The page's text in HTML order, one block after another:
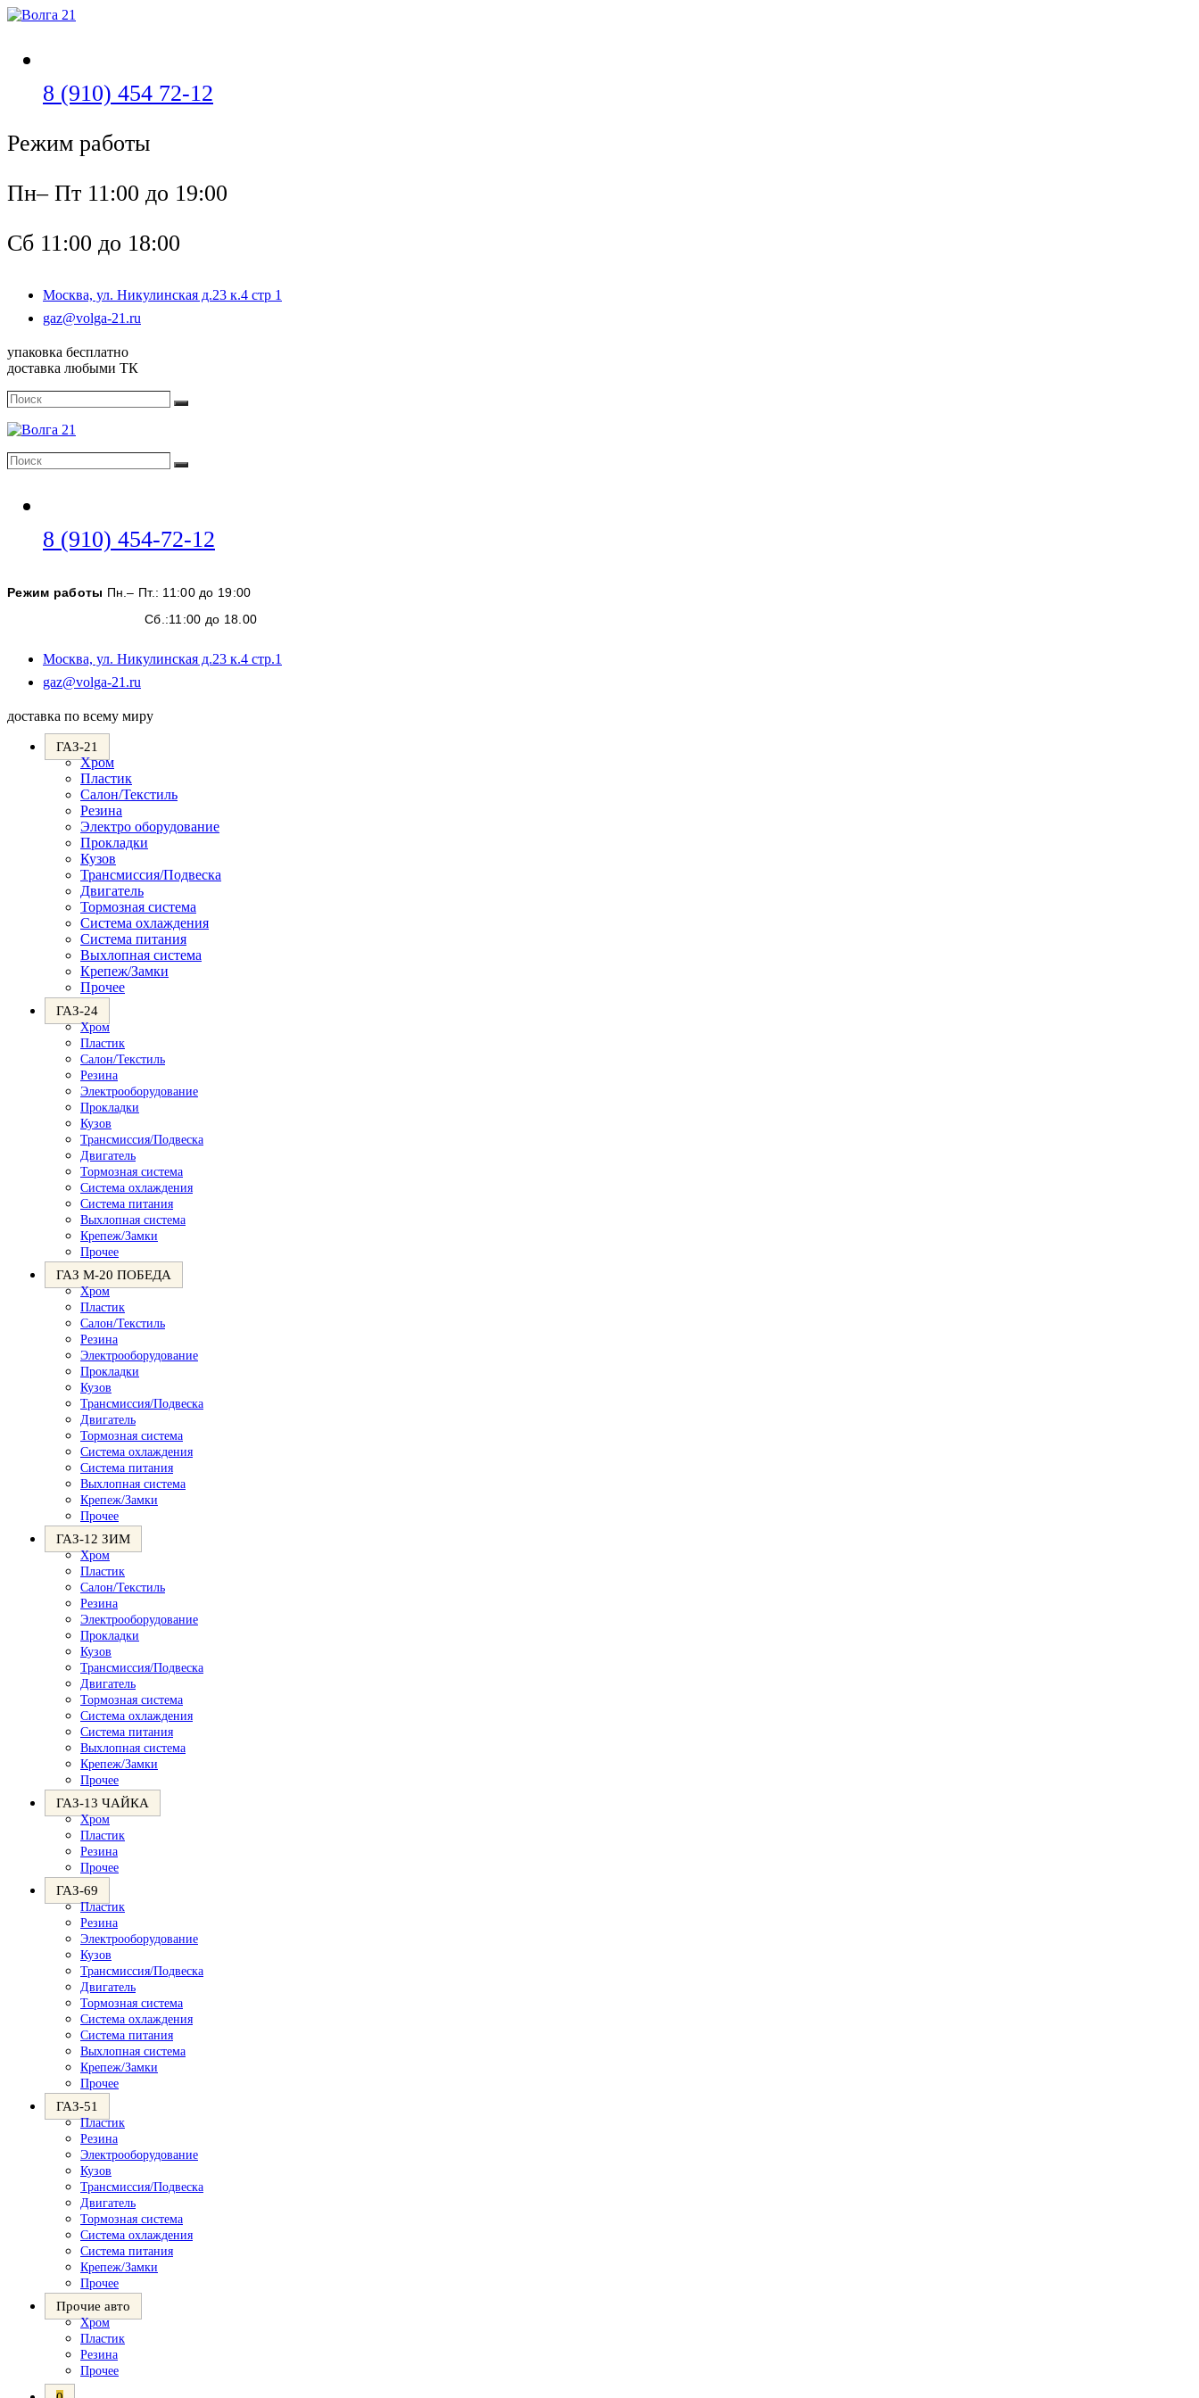
Перейти
8 (910) 454 72-12
Режим работы
Пн– Пт 11:00 до 19:00
Сб 11:00 до 18:00
Москва, ул. Никулинская д.23 к.4 стр 1
gaz@volga-21.ru
упаковка бесплатно
доставка любыми ТК
Поиск
Поиск
Поиск
Поиск
8 (910) 454-72-12
вашем
приложении
Режим работы Пн.– Пт.: 11:00 до 19:00
Сб.:11:00 до 18.00
Москва, ул. Никулинская д.23 к.4 стр.1
gaz@volga-21.ru
вашем
доставка по всему миру
ГАЗ-21
Хром
Пластик
Салон/Текстиль
Резина
Электро оборудование
Прокладки
Кузов
Трансмиссия/Подвеска
Двигатель
Тормозная система
Система охлаждения
Система питания
Выхлопная система
Крепеж/Замки
Прочее
ГАЗ-24
Хром
Пластик
Салон/Текстиль
Резина
Электрооборудование
Прокладки
Кузов
Трансмиссия/Подвеска
Двигатель
Тормозная система
Система охлаждения
Система питания
Выхлопная система
Крепеж/Замки
Прочее
ГАЗ М-20 ПОБЕДА
Хром
Пластик
Салон/Текстиль
Резина
Электрооборудование
Прокладки
Кузов
Трансмиссия/Подвеска
Двигатель
Тормозная система
Система охлаждения
Система питания
Выхлопная система
Крепеж/Замки
Прочее
ГАЗ-12 ЗИМ
Хром
Пластик
Салон/Текстиль
Резина
Электрооборудование
Прокладки
Кузов
Трансмиссия/Подвеска
Двигатель
Тормозная система
Система охлаждения
Система питания
Выхлопная система
Крепеж/Замки
Прочее
ГАЗ-13 ЧАЙКА
Хром
Пластик
Резина
Прочее
ГАЗ-69
Пластик
Резина
Электрооборудование
Кузов
Трансмиссия/Подвеска
Двигатель
Тормозная система
Система охлаждения
Система питания
Выхлопная система
Крепеж/Замки
Прочее
ГАЗ-51
Пластик
Резина
Электрооборудование
Кузов
Трансмиссия/Подвеска
Двигатель
Тормозная система
Система охлаждения
Система питания
Крепеж/Замки
Прочее
Прочие авто
Хром
Пластик
Резина
Прочее